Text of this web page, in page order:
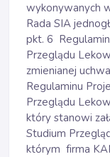
wykonywanych
Rada SIA
pkt. 6
Przeglądu
zmienianej
Regulaminu
Przeglądu
który stanowi
Studium
którym firma